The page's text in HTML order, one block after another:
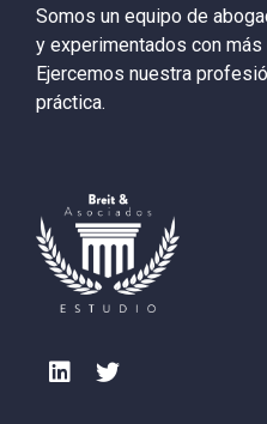
Somos un equipo de
y experimentados con
Ejercemos nuestra
práctica.